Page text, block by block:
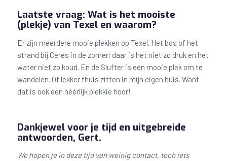
Laatste vraag: Wat is het mooiste
(plekje) van Texel en waarom?
Er zijn meerdere mooie plekken op Texel. Het bos of het
strand bij Ceres in de zomer; daar is het niet zo druk en het
water niet zo koud. En de Slufter is een mooie plek om te
wandelen. Of lekker thuis zitten in mijn eigen huis. Want
dat is ook een héérlijk plekkie hoor!
Dankjewel voor je tijd en uitgebreide
antwoorden, Gert.
We hopen je in deze tijd van weinig contact, toch iets